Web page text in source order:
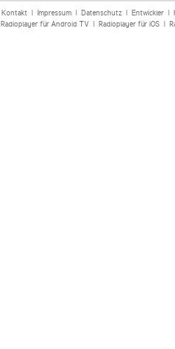
Kontakt| Impressum| Datenschutz| Entwickler|
Radioplayer für Android TV| Radioplayer für iOS|